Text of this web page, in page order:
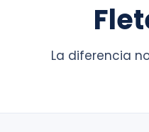
La diferencia